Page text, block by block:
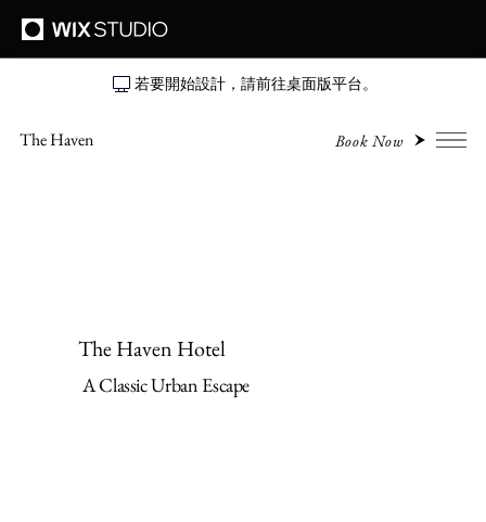
若要開始設計，請前往桌面版平台。